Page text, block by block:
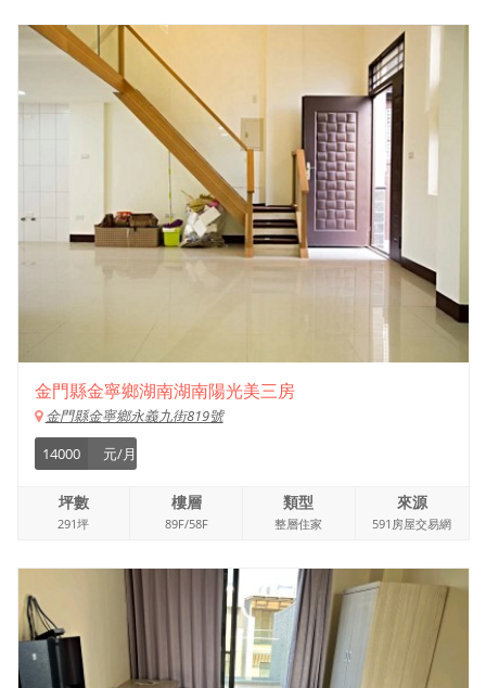
金門縣金寧鄉湖南湖南陽光美三房
金門縣金寧鄉永義九街819號
14000
元/月
坪數
291坪
樓層
89F/58F
類型
整層住家
來源
591房屋交易網